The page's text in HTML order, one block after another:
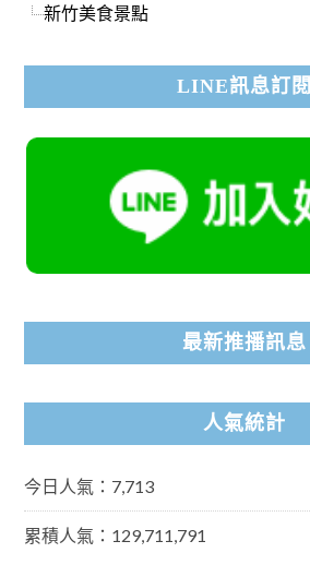
新竹美食景點
LINE訊息訂閱
最新推播訊息
人氣統計
今日人氣：7,713
累積人氣：129,711,791